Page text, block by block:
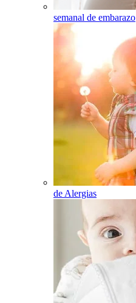
semanal de embarazo
de Alergias